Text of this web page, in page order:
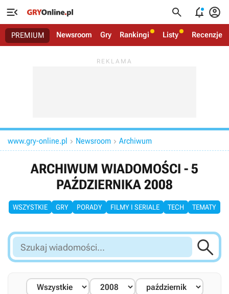
   
PREMIUM Newsroom Gry Rankingi Listy Recenzje
www.gry-online.pl  Newsroom  Archiwum
ARCHIWUM WIADOMOŚCI - 5
PAŹDZIERNIKA 2008
WSZYSTKIE GRY PORADY FILMY I SERIALE TECH TEMATY
Szukaj
wiadomości...
